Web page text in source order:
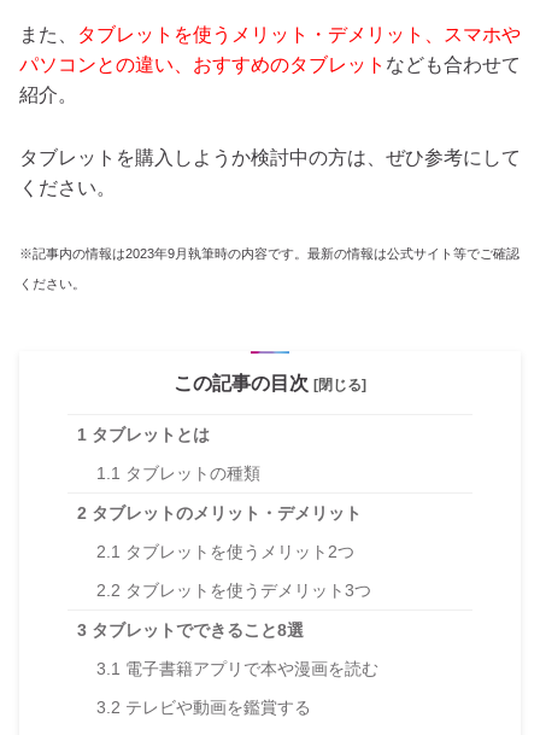
また、
タブレットを使うメリット・デメリット、スマホや
パソコンとの違い、おすすめのタブレット なども合わせて
紹介。
タブレットを購入しようか検討中の方は、ぜひ参考にして
ください。
※記事内の情報は2023年9月執筆時の内容です。最新の情報は公式サイト等でご確認
ください。
この記事の目次 [閉じる]
1 タブレットとは
1.1 タブレットの種類
2 タブレットのメリット・デメリット
2.1 タブレットを使うメリット2つ
2.2 タブレットを使うデメリット3つ
3 タブレットでできること8選
3.1 電子書籍アプリで本や漫画を読む
3.2 テレビや動画を鑑賞する